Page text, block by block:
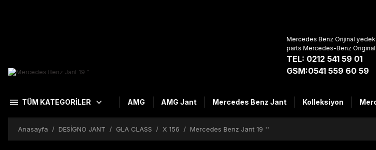
Mercedes Benz Orijinal
TEL: 0212 541 59 01
GSM:0541 559 60 59
TÜM KATEGORİLER AMG AMG Jant Mercedes Benz Jant Kolleksiyon
Anasayfa DESİGNO JANT GLA CLASS X 156 Mercedes Benz Jant 19 ''